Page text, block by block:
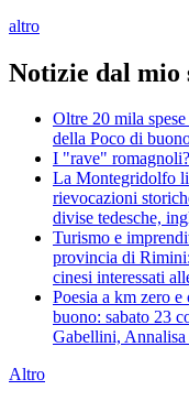
altro
Notizie dal
Oltre 20 mila
della Poco di
I "rave"
La Montegridolfo
rievocazioni
divise tedesche,
Turismo e
provincia di
cinesi interessati
Poesia a km zero
buono: sabato 23
Gabellini,
Altro